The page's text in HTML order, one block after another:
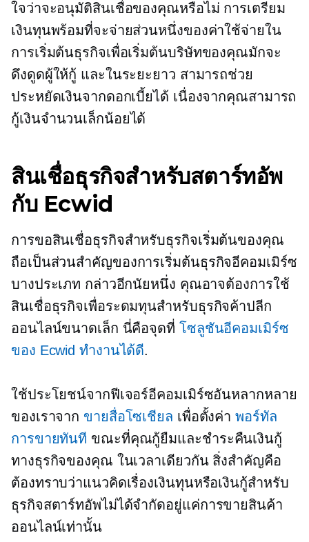
ใจว่าจะอนุมัติสินเชื่อของคุณหรือไม่ การเตรียม
เงินทุนพร้อมที่จะจ่ายส่วนหนึ่งของค่าใช้จ่ายใน
การเริ่มต้นธุรกิจเพื่อเริ่มต้นบริษัทของคุณมักจะ
ดึงดูดผู้ให้กู้ และในระยะยาว สามารถช่วย
ประหยัดเงินจากดอกเบี้ยได้ เนื่องจากคุณสามารถ
กู้เงินจำนวนเล็กน้อยได้
สินเชื่อธุรกิจสำหรับสตาร์ทอัพ
กับ Ecwid
การขอสินเชื่อธุรกิจสำหรับธุรกิจเริ่มต้นของคุณ
ถือเป็นส่วนสำคัญของการเริ่มต้นธุรกิจอีคอมเมิร์ซ
บางประเภท กล่าวอีกนัยหนึ่ง คุณอาจต้องการใช้
สินเชื่อธุรกิจเพื่อระดมทุนสำหรับธุรกิจค้าปลีก
ออนไลน์ขนาดเล็ก นี่คือจุดที่ โซลูชันอีคอมเมิร์ซ
ของ Ecwid ทำงานได้ดี.
ใช้ประโยชน์จากฟีเจอร์อีคอมเมิร์ซอันหลากหลาย
ของเราจาก ขายสื่อโซเชียล เพื่อตั้งค่าพอร์ทัล
การขายทันที ขณะที่คุณกู้ยืมและชำระคืนเงินกู้
ทางธุรกิจของคุณ ในเวลาเดียวกัน สิ่งสำคัญคือ
ต้องทราบว่าแนวคิดเรื่องเงินทุนหรือเงินกู้สำหรับ
ธุรกิจสตาร์ทอัพไม่ได้จำกัดอยู่แค่การขายสินค้า
ออนไลน์เท่านั้น